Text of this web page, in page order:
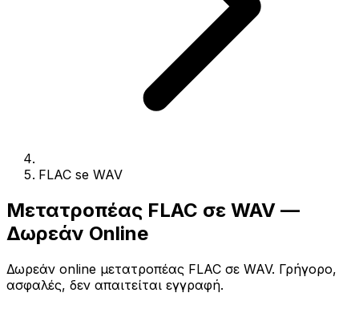
FLAC se WAV
Μετατροπέας FLAC σε WAV —
Δωρεάν Online
Δωρεάν online μετατροπέας FLAC σε WAV. Γρήγορο,
ασφαλές, δεν απαιτείται εγγραφή.